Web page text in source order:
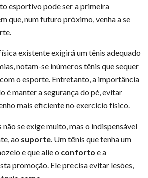
esportivo pode ser a primeira
que, num futuro próximo, venha a se
existente exigirá um tênis adequado
notam-se inúmeros tênis que sequer
o esporte. Entretanto, a importância
é manter a segurança do pé, evitar
mais eficiente no exercício físico.
se exige muito, mas o indispensável
ao suporte . Um tênis que tenha um
e que alie o conforto e a
promoção. Ele precisa evitar lesões,